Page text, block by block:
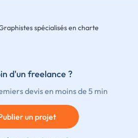
spécialisés en charte
d'un freelance ?
devis en moins de 5 min
un projet